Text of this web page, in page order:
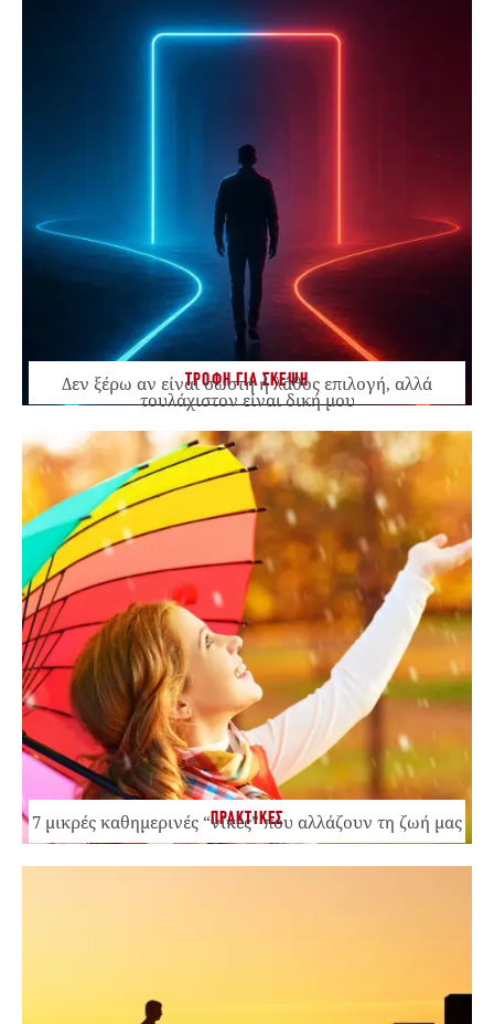
ΤΡΟΦΗ ΓΙΑ ΣΚΕΨΗ
Δεν ξέρω αν είναι σωστή ή λάθος επιλογή, αλλά
τουλάχιστον είναι δική μου
ΠΡΑΚΤΙΚΕΣ
7 μικρές καθημερινές “νίκες” που αλλάζουν τη ζωή μας